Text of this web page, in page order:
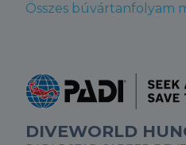
Összes búvártanfolyam
DIVEWORLD